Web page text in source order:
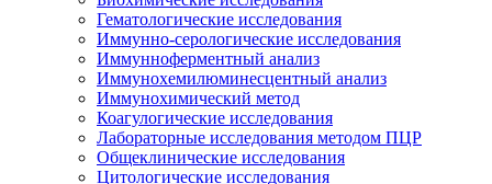
Гематологические исследования
Иммунно-серологические исследования
Иммунноферментный анализ
Иммунохемилюминесцентный анализ
Иммунохимический метод
Коагулогические исследования
Лабораторные исследования методом ПЦР
Общеклинические исследования
Цитологические исследования